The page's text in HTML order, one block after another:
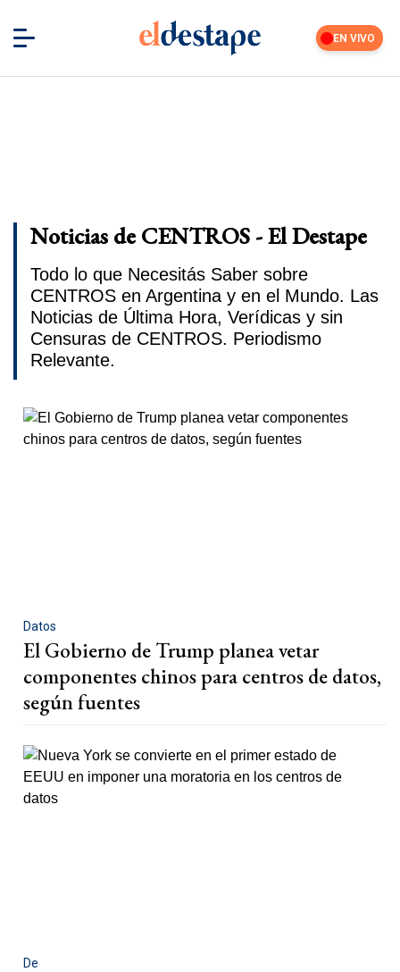
EN VIVO
Noticias de CENTROS - El Destape
Todo lo que Necesitás Saber sobre
CENTROS en Argentina y en el Mundo. Las
Noticias de Última Hora, Verídicas y sin
Censuras de CENTROS. Periodismo
Relevante.
Datos
El Gobierno de Trump planea vetar
componentes chinos para centros de datos,
según fuentes
De